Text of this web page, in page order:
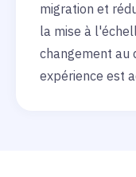
migration et
la mise à
changement au
expérience est